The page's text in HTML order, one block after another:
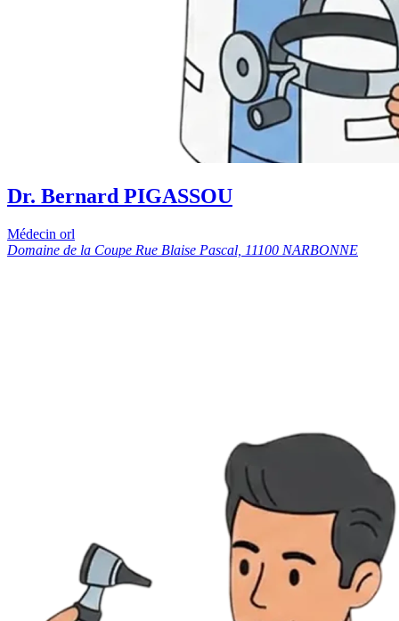
Dr. Bernard PIGASSOU
Médecin orl
Domaine de la Coupe Rue Blaise Pascal, 11100 NARBONNE